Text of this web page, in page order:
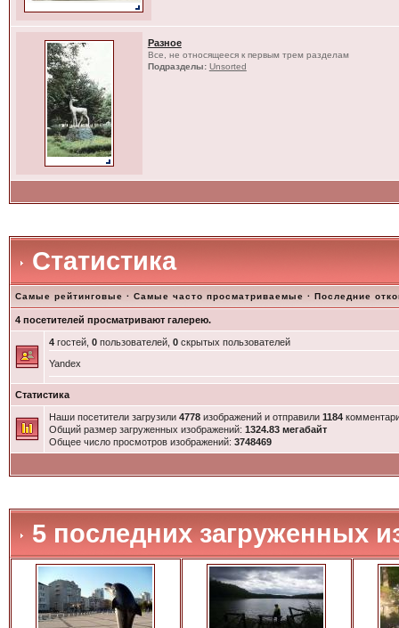
Разное
Все, не относящееся к первым трем разделам
Подразделы: Unsorted
Статистика
Самые рейтинговые · Самые часто просматриваемые · Последние
4 посетителей просматривают галерею.
4гостей, 0пользователей, 0скрытых пользователей
Yandex
Статистика
Наши посетители загрузили 4778изображений и отправили 1184
Общий размер загруженных изображений: 1324.83 мегабайт
Общее число просмотров изображений: 3748469
5 последних загруженных